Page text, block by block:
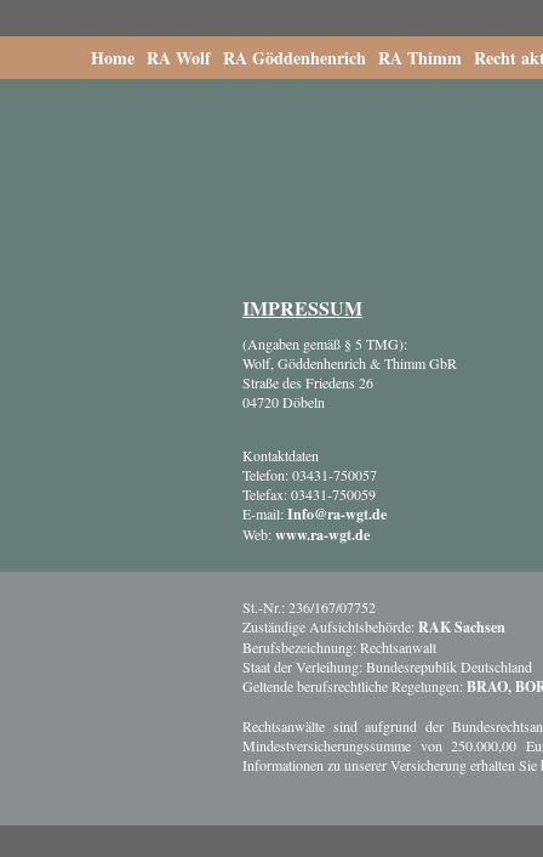
Home RA Wolf RA Göddenhenrich RA Thimm Recht
IMPRESSUM
(Angaben gemäß § 5 TMG):
Wolf, Göddenhenrich & Thimm GbR
Straße des Friedens 26
04720 Döbeln
Kontaktdaten
Telefon: 03431-750057
Telefax: 03431-750059
E-mail:Info@ra-wgt.de
Web:www.ra-wgt.de
St.-Nr.: 236/167/07752
Zuständige Aufsichtsbehörde: RAK Sachsen
Berufsbezeichnung: Rechtsanwalt
Staat der Verleihung: Bundesrepublik Deutschland
Geltende berufsrechtliche Regelungen: BRAO,
Rechtsanwälte sind aufgrund der
Mindestversicherungssumme von
Informationen zu unserer Versicherung erhalten Sie